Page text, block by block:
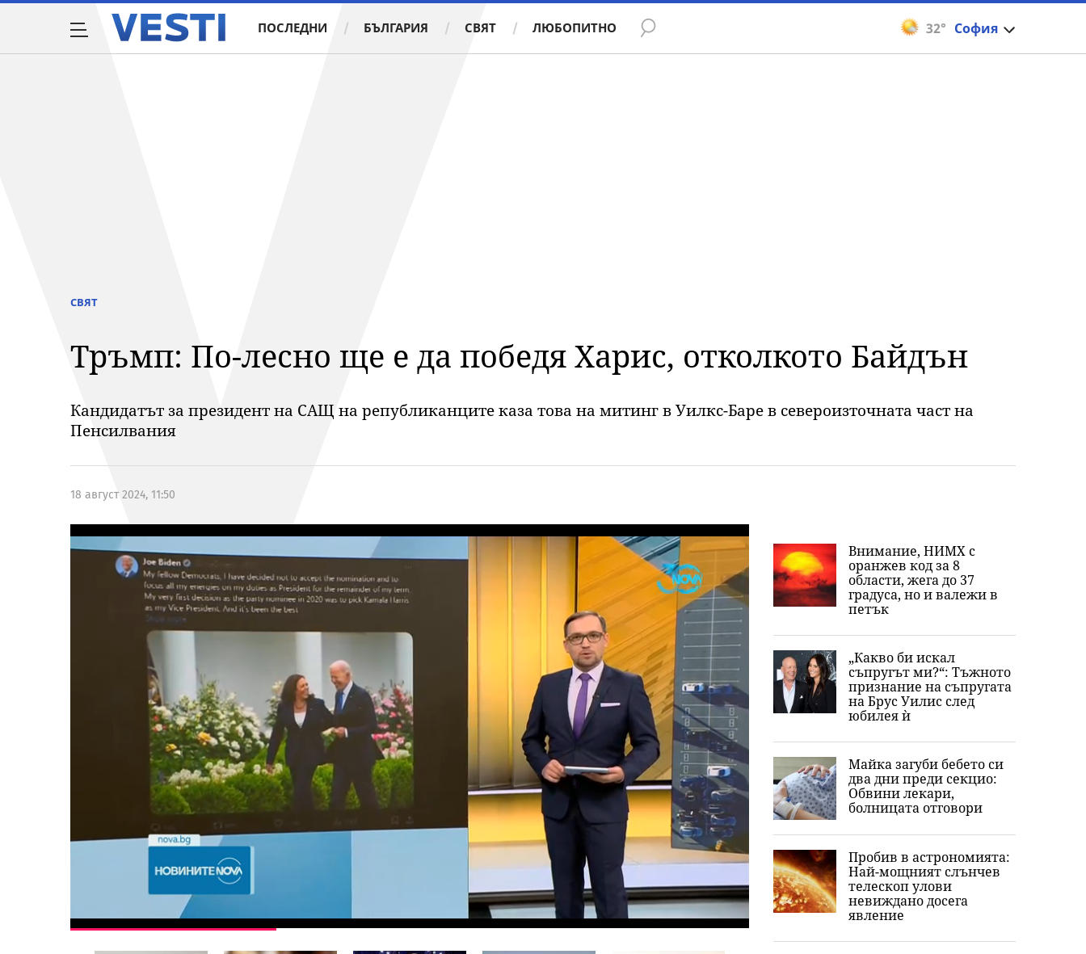
32° София
ПОСЛЕДНИ БЪЛГАРИЯ СВЯТ ЛЮБОПИТНО
СВЯТ
Тръмп: По-лесно ще е да победя Харис, отколкото Байдън
Кандидатът за президент на САЩ на републиканците каза това на митинг в Уилкс-Баре в североизточната част на
Пенсилвания
18 август 2024, 11:50
Внимание, НИМХ с
оранжев код за 8
области, жега до 37
градуса, но и валежи в
петък
„Какво би искал
съпругът ми?“: Тъжното
признание на съпругата
на Брус Уилис след
юбилея ѝ
Майка загуби бебето си
два дни преди секцио:
Обвини лекари,
болницата отговори
Пробив в астрономията:
Най-мощният слънчев
телескоп улови
невиждано досега
явление